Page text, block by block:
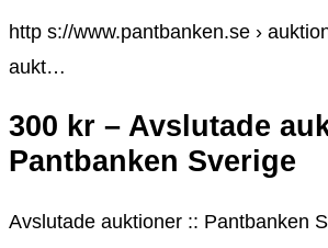
http s://www.pantbanken.se ›
aukt…
300 kr – Avslutade
Pantbanken Sverige
Avslutade auktioner :: Pantbanken